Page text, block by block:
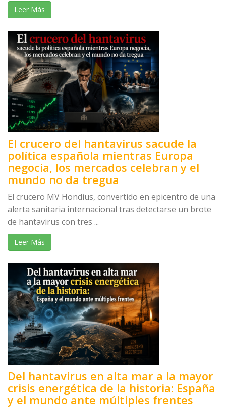
Leer Más
El crucero del hantavirus sacude la
política española mientras Europa
negocia, los mercados celebran y el
mundo no da tregua
El crucero MV Hondius, convertido en epicentro de una
alerta sanitaria internacional tras detectarse un brote
de hantavirus con tres ...
Leer Más
Del hantavirus en alta mar a la mayor
crisis energética de la historia: España
y el mundo ante múltiples frentes